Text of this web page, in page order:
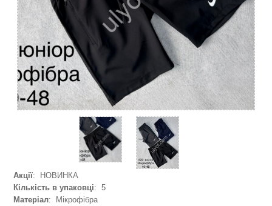
Акції: НОВИНКА
Кількість в упаковці: 5
Матеріал: Мікрофібра